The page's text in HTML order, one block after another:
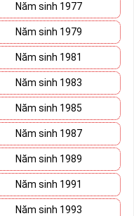
Năm sinh 1977
Năm sinh 1979
Năm sinh 1981
Năm sinh 1983
Năm sinh 1985
Năm sinh 1987
Năm sinh 1989
Năm sinh 1991
Năm sinh 1993